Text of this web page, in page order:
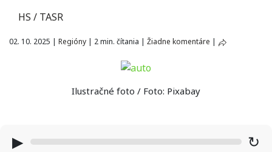
HS / TASR
02. 10. 2025 | Regióny | 2 min. čítania | Žiadne komentáre |
Ilustračné foto / Foto: Pixabay
▶ ↻